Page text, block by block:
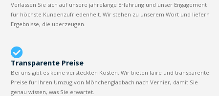
Verlassen Sie sich auf unsere jahrelange Erfahrung und unser Engagement
für höchste Kundenzufriedenheit. Wir stehen zu unserem Wort und liefern
Ergebnisse, die überzeugen.
Transparente Preise
Bei uns gibt es keine versteckten Kosten. Wir bieten faire und transparente
Preise für Ihren Umzug von Mönchengladbach nach Vernier, damit Sie
genau wissen, was Sie erwartet.